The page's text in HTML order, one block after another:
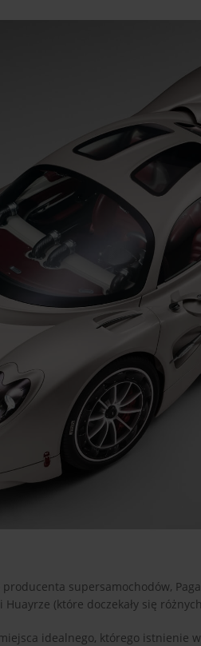
producenta supersamochodów,
(które doczekały się
idealnego, którego istnienie